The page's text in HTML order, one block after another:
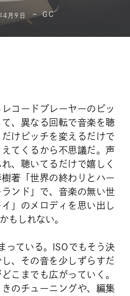
4月9日 GC
コードプレーヤーのピッ
、異なる回転で音楽を聴
けピッチを変えるだけで
てくるから不思議だ。声
、聴いてるだけで嬉しく
著「世界の終わりとハー
ランド」で、音楽の無い世
」のメロディを思い出し
もしれない。
っている。ISOでもそう決
、その音を少しずらすだ
こまでも広がっていく。
のチューニングや、編集